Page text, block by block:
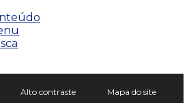
Alto contraste Mapa do site